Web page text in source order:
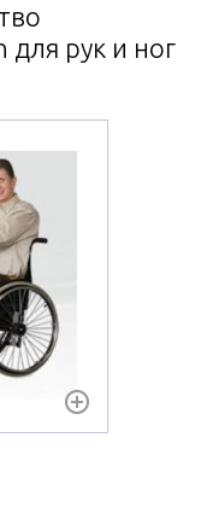
для рук и ног